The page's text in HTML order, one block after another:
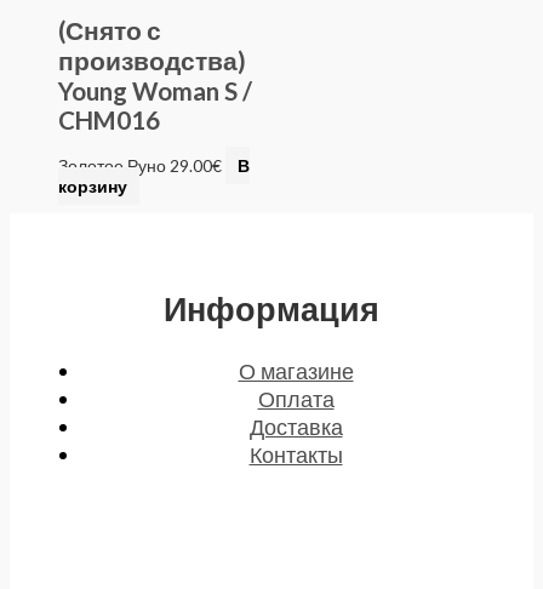
(Снято с
производства)
Young Woman S /
CHM016
Золотое Руно 29.00€
В
корзину
Информация
О магазине
Оплата
Доставка
Контакты